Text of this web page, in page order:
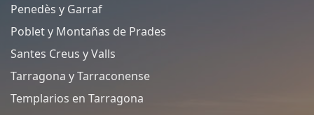
Penedès y Garraf
Poblet y Montañas de Prades
Santes Creus y Valls
Tarragona y Tarraconense
Templarios en Tarragona